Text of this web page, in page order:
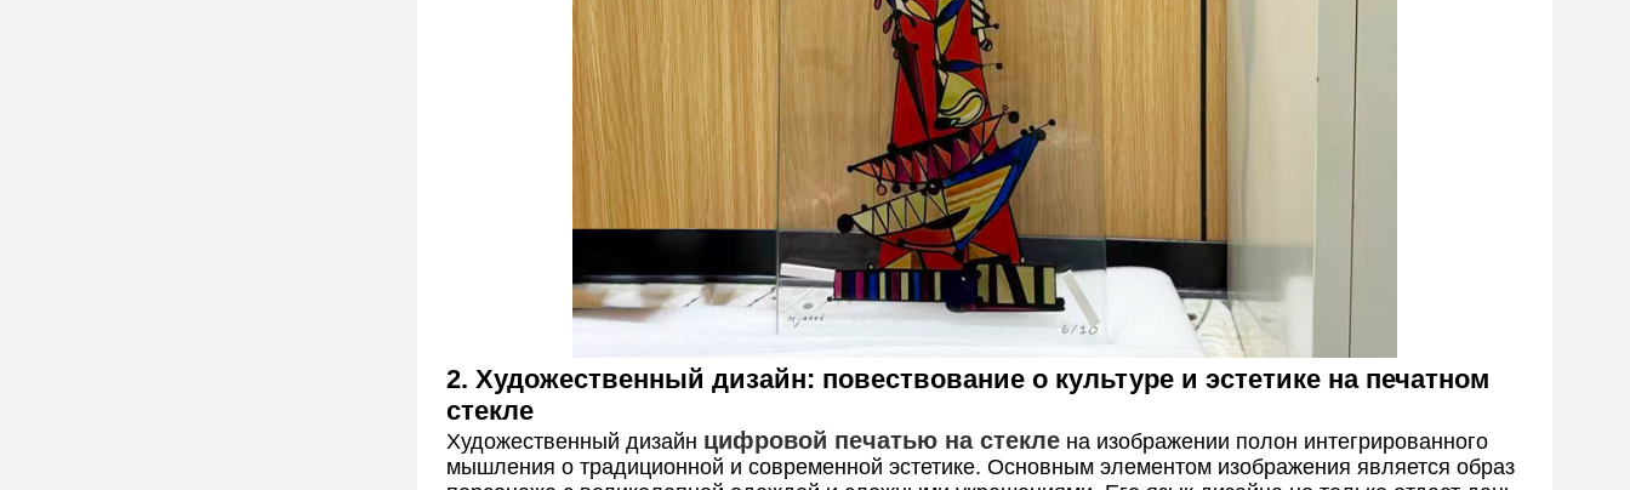
2. Художественный дизайн: повествование о культуре и эстетике на печатном
стекле
Художественный дизайн цифровой печатью на стекле на изображении полон интегрированного
мышления о традиционной и современной эстетике. Основным элементом изображения является образ